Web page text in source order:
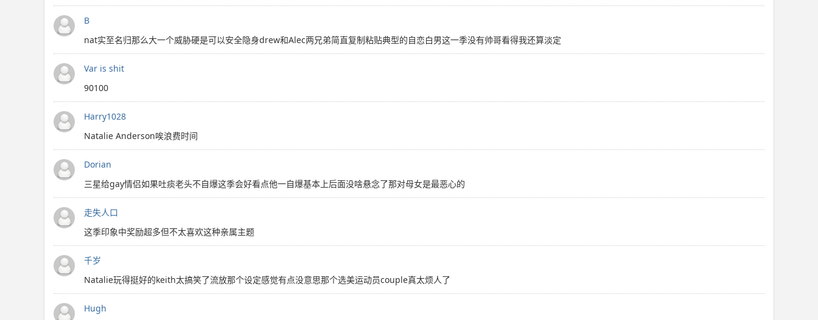
B
nat实至名归那么大一个威胁硬是可以安全隐身drew和Alec两兄弟简直复制粘贴典型的自恋白男这一季没有帅哥看得我还算淡定
Var is shit
90100
Harry1028
Natalie Anderson唉浪费时间
Dorian
三星给gay情侣如果吐痰老头不自爆这季会好看点他一自爆基本上后面没啥悬念了那对母女是最恶心的
走失人口
这季印象中奖励超多但不太喜欢这种亲属主题
千岁
Natalie玩得挺好的keith太搞笑了流放那个设定感觉有点没意思那个选美运动员couple真太烦人了
Hugh